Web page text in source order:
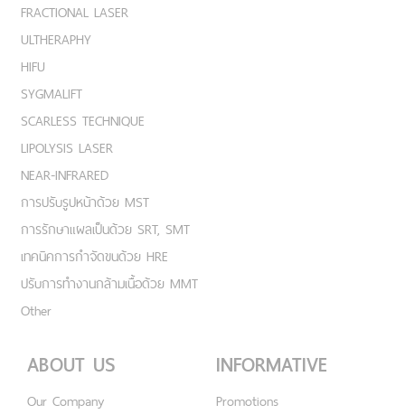
FRACTIONAL LASER
ULTHERAPHY
HIFU
SYGMALIFT
SCARLESS TECHNIQUE
LIPOLYSIS LASER
NEAR-INFRARED
การปรับรูปหน้าด้วย MST
การรักษาแผลเป็นด้วย SRT, SMT
เทคนิคการกำจัดขนด้วย HRE
ปรับการทำงานกล้ามเนื้อด้วย MMT
Other
ABOUT US
Our Company
INFORMATIVE
Promotions